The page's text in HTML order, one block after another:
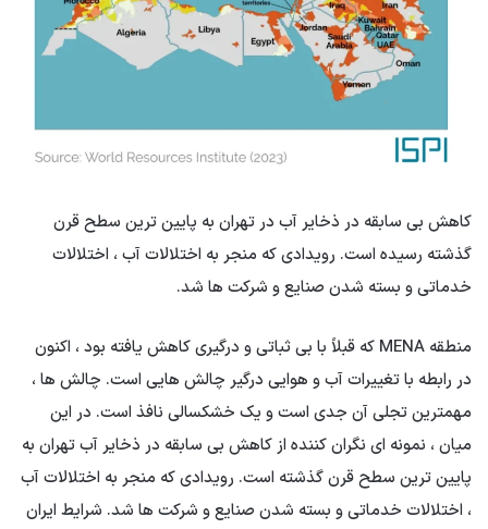
کاهش بی سابقه در ذخایر آب در تهران به پایین ترین سطح قرن
گذشته رسیده است. رویدادی که منجر به اختلالات آب ، اختلالات
خدماتی و بسته شدن صنایع و شرکت ها شد.
منطقه MENA که قبلاً با بی ثباتی و درگیری کاهش یافته بود ، اکنون
در رابطه با تغییرات آب و هوایی درگیر چالش هایی است. چالش ها ،
مهمترین تجلی آن جدی است و یک خشکسالی نافذ است. در این
میان ، نمونه ای نگران کننده از کاهش بی سابقه در ذخایر آب تهران به
پایین ترین سطح قرن گذشته است. رویدادی که منجر به اختلالات آب
، اختلالات خدماتی و بسته شدن صنایع و شرکت ها شد. شرایط ایران